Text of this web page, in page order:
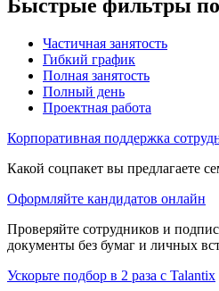
Быстрые фильтры
Частичная занятость
Гибкий график
Полная занятость
Полный день
Проектная работа
Корпоративная поддержка
Какой соцпакет вы предлагаете
Оформляйте кандидатов онлайн
Проверяйте сотрудников и
документы без бумаг и личных
Ускорьте подбор в 2 раза с Talantix